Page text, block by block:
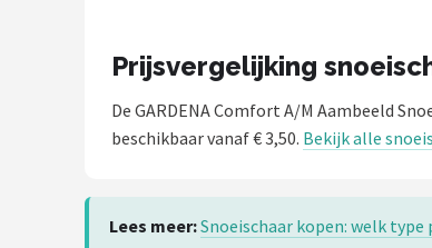
Prijsvergelijking
De GARDENA Comfort A/M Aambeeld
beschikbaar vanaf € 3,50. Bekijk alle
Lees meer:Snoeischaar kopen: welk